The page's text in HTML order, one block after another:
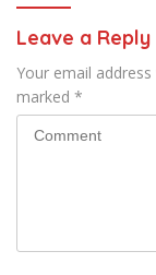
Leave a Reply
Your email
marked *